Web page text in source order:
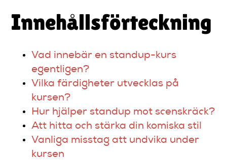
Innehållsförteckning
Vad innebär en standup-kurs
egentligen?
Vilka färdigheter utvecklas på
kursen?
Hur hjälper standup mot scenskräck?
Att hitta och stärka din komiska stil
Vanliga misstag att undvika under
kursen